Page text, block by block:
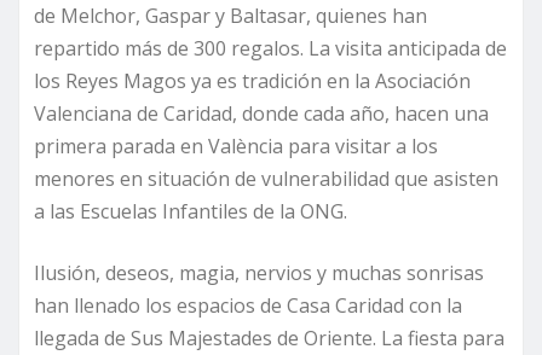
de Melchor, Gaspar y Baltasar, quienes han
repartido más de 300 regalos. La visita anticipada de
los Reyes Magos ya es tradición en la Asociación
Valenciana de Caridad, donde cada año, hacen una
primera parada en València para visitar a los
menores en situación de vulnerabilidad que asisten
a las Escuelas Infantiles de la ONG.
Ilusión, deseos, magia, nervios y muchas sonrisas
han llenado los espacios de Casa Caridad con la
llegada de Sus Majestades de Oriente. La fiesta para